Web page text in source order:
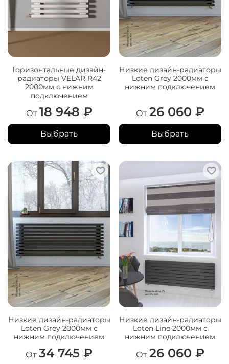
Горизонтальные дизайн-
радиаторы VELAR R42
2000мм с нижним
подключением
От 18 948 ₽
Выбрать
Низкие дизайн-радиаторы
Loten Grey 2000мм с
нижним подключением
От 26 060 ₽
Выбрать
Низкие дизайн-радиаторы
Loten Grey 2000мм с
нижним подключением
От 34 745 ₽
Низкие дизайн-радиаторы
Loten Line 2000мм с
нижним подключением
От 26 060 ₽